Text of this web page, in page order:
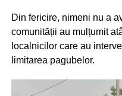
Din fericire, nimeni nu a
comunității au mulțumit
localnicilor care au
limitarea pagubelor.